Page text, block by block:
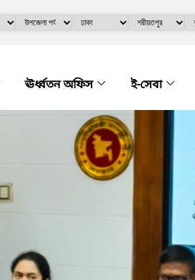
ঊর্ধ্বতন অফিস ই-সেবা